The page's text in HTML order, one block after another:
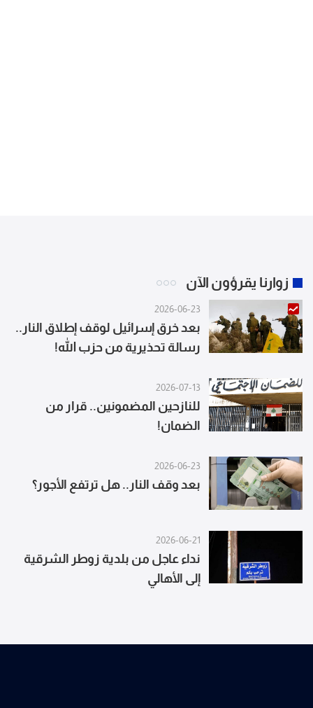
زوارنا يقرؤون الآن
2026-06-23
بعد خرق إسرائيل لوقف إطلاق النار..
رسالة تحذيرية من حزب الله!
2026-07-13
للنازحين المضمونين.. قرار من
الضمان!
2026-06-23
بعد وقف النار.. هل ترتفع الأجور؟
2026-06-21
نداء عاجل من بلدية زوطر الشرقية
إلى الأهالي